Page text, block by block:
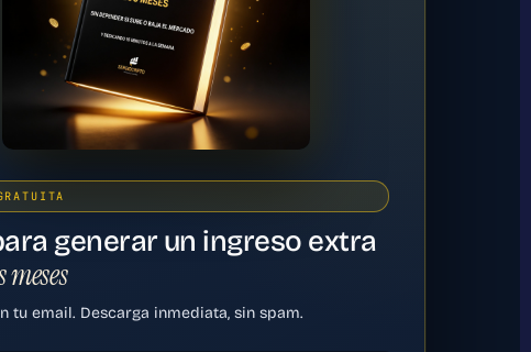
generar un ingreso extra
meses
tu email. Descarga inmediata, sin spam.